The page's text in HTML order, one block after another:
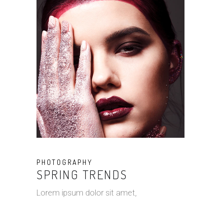
PHOTOGRAPHY
SPRING TRENDS
Lorem ipsum dolor sit amet,